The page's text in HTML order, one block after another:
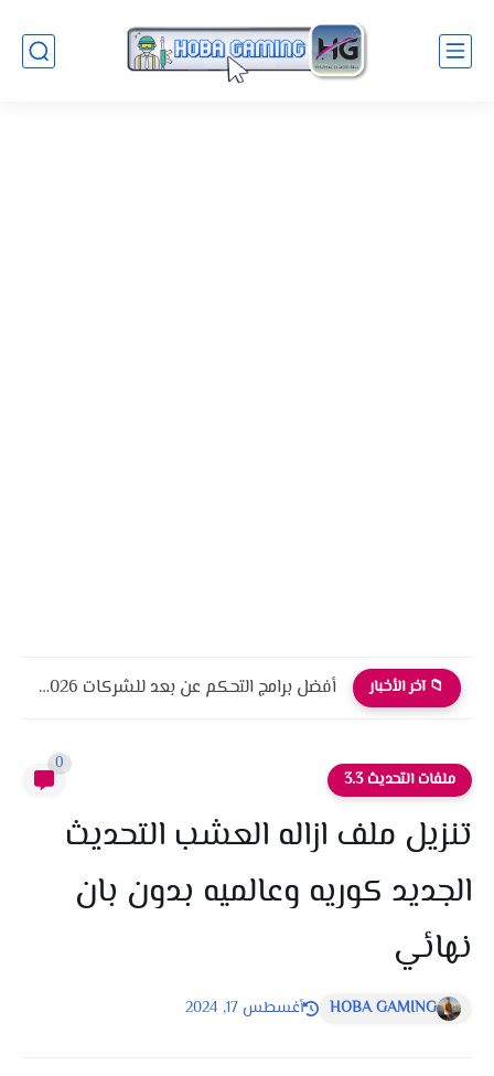
📁 آخر الأخبار أفضل برامج التحكم عن بعد للشركات 2026 أمان، أداء، واحترافية
ملفات التحديث 3.3
0
تنزيل ملف ازاله العشب التحديث
الجديد كوريه وعالميه بدون بان
نهائي
HOBA GAMING أغسطس 17, 2024